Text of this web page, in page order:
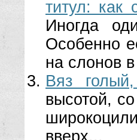
титул: как
Иногда
Особенно
на слонов
Вяз
высотой,
вверх...